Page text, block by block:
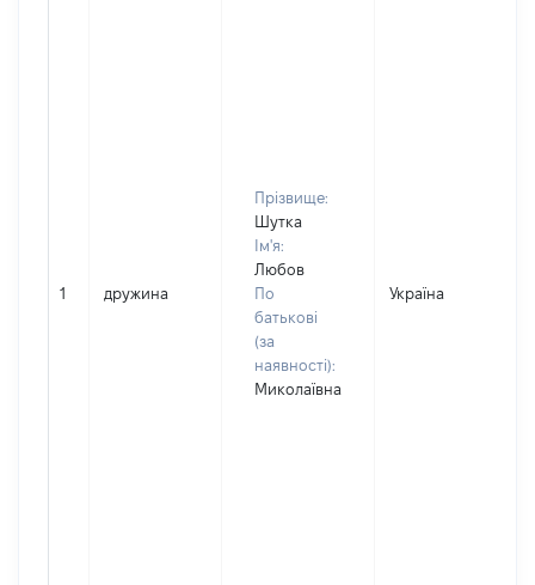
1 дружина
Прізвище:
Шутка
Ім'я:
Любов
По
батькові
(за
наявності):
Миколаївна
Україна